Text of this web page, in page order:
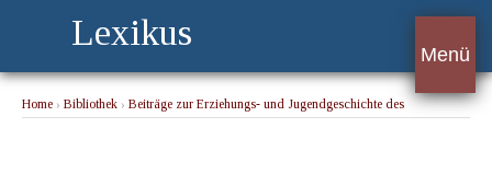
Lexikus
Menü
Home › Bibliothek › Beiträge zur Erziehungs- und Jugendgeschichte des